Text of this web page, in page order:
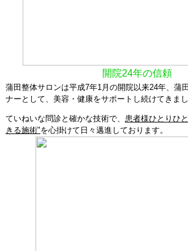
開院24年の信頼
蒲田整体サロンは平成7年1月の開院以来24年、蒲
ナーとして、美容・健康をサポートし続けてきまし
ていねいな問診と確かな技術で、 患者様ひとりひ
きる施術"を心掛けて日々邁進しております。